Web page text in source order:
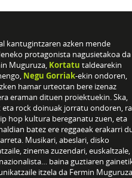
kantugintzaren azken mende
protagonista nagusietakoa da
Muguruza, Kortatu taldearekin
Negu Gorriak-ekin ondoren,
hamar urteotan bere izenaz
eraman dituen proiektuekin. Ska,
eta rock doinuak jorratu ondoren,
hop kultura bereganatu zuen, eta
batez ere reggaeak erakarri
Musikari, abeslari, disko
zinema zuzendari, euskaltzale,
baina guztiaren
itzela da Fermin